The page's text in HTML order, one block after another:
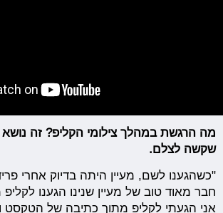
מה הרגשת במהלך צילומי הקליפ? זה
שקשה לצלם.
"כשהגענו לשם, מעיין היתה בדיוק אחרי
חבר מאוד טוב של מעיין שנינו הגענו לקליפ
אני הגעתי לקליפ מתוך כתיבה של הטקסט